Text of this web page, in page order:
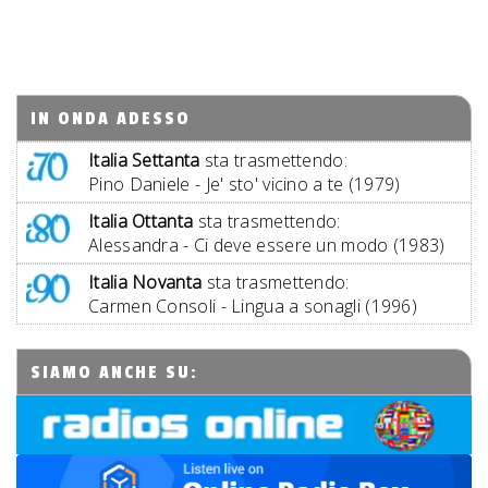
IN ONDA ADESSO
Italia Settanta sta trasmettendo:
Pino Daniele - Je' sto' vicino a te (1979)
Italia Ottanta sta trasmettendo:
Alessandra - Ci deve essere un modo (1983)
Italia Novanta sta trasmettendo:
Carmen Consoli - Lingua a sonagli (1996)
SIAMO ANCHE SU: